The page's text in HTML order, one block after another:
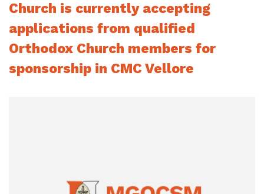
Church is currently accepting
applications from qualified
Orthodox Church members for
sponsorship in CMC Vellore